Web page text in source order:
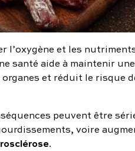
l’oxygène et les
santé aide à maintenir
et réduit le risque
peuvent être
voire
.